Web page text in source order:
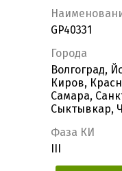
GP40331
Города
Волгоград,
Киров,
Самара,
Сыктывкар,
Фаза КИ